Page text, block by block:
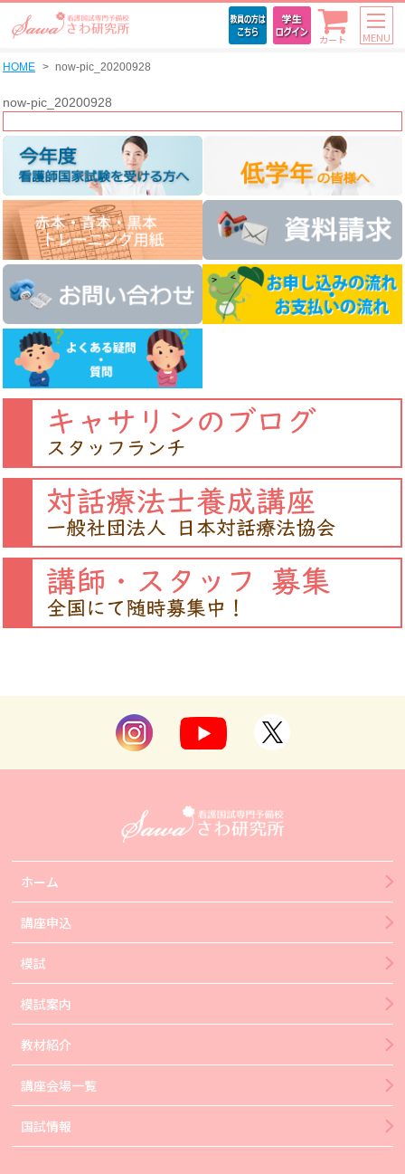
カート MENU
HOME now-pic_20200928
now-pic_20200928
ホーム
講座申込
模試
模試案内
教材紹介
講座会場一覧
国試情報